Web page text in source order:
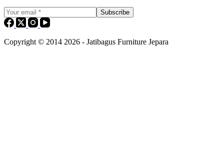
Subscribe
Copyright © 2014 2026 - Jatibagus Furniture Jepara